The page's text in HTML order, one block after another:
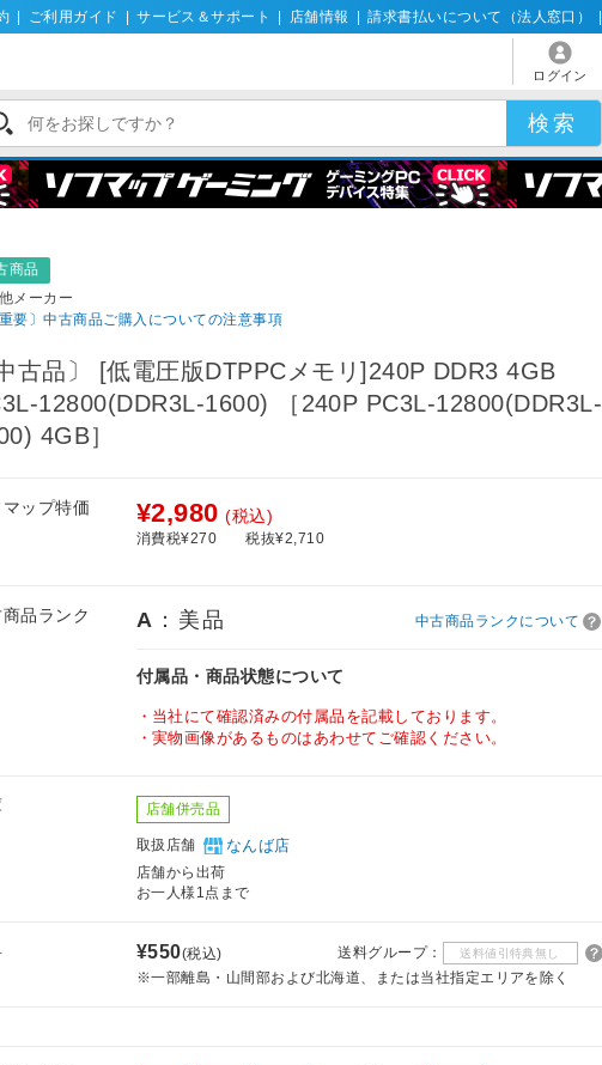
ご利用ガイド サービス＆サポート 店舗情報 請求書払いについて（法人窓口）
ログイン
商品
メーカー
要〕中古商品ご購入についての注意事項
古品〕 [低電圧版DTPPCメモリ]240P DDR3 4GB
12800(DDR3L-1600) ［240P PC3L-12800(DDR3L-
4GB］
ップ特価 ¥2,980 (税込)
消費税¥270 税抜¥2,710
品ランク A ：美品 中古商品ランクについて
付属品・商品状態について
当社にて確認済みの付属品を記載しております。
実物画像があるものはあわせてご確認ください。
店舗併売品
取扱店舗 なんば店
店舗から出荷
お一人様1点まで
¥550(税込) 送料グループ： 送料値引特典無し
※一部離島・山間部および北海道、または当社指定エリアを除く